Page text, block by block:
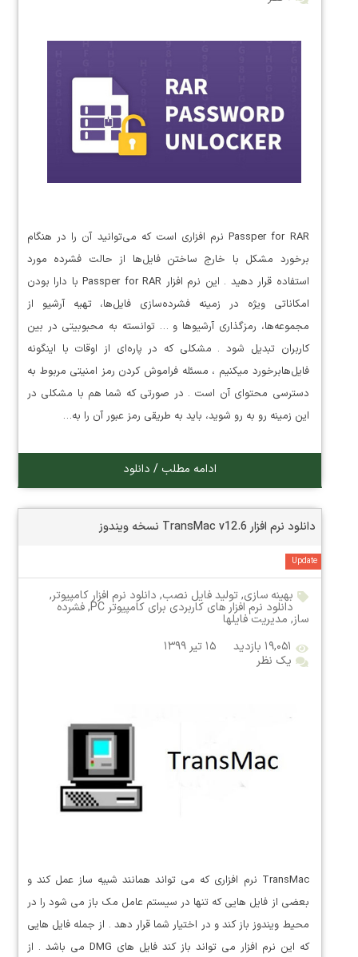
Passper for RAR نرم افزاری است که می‌توانید آن را در هنگام
برخورد مشکل با خارج ساختن فایل‌ها از حالت فشرده مورد
استفاده قرار دهید . این نرم افزار Passper for RAR با دارا بودن
امکاناتی ویژه در زمینه فشرده‌سازی فایل‌ها، تهیه آرشیو از
مجموعه‌ها، رمزگذاری آرشیوها و … توانسته به محبوبیتی در بین
کاربران تبدیل شود . مشکلی که در پاره‌ای از اوقات با اینگونه
فایل‌هابرخورد میکنیم ، مسئله فراموش کردن رمز امنیتی مربوط به
دسترسی محتوای آن است . در صورتی که شما هم با مشکلی در
این زمینه رو به رو شوید، باید به طریقی رمز عبور آن را به…
ادامه مطلب / دانلود
دانلود نرم افزار TransMac v12.6 نسخه ویندوز
Update
بهینه سازی,تولید فایل نصب, دانلود نرم افزار کامپیوتر,
دانلود نرم افزار های کاربردی برای کامپیوتر PC ,فشرده
ساز, مدیریت فایلها
۱۹,۰۵۱ بازدید
۱۵ تیر ۱۳۹۹
یک نظر
TransMac نرم افزاری که می تواند همانند شبیه ساز عمل کند و
بعضی از فایل هایی که تنها در سیستم عامل مک باز می شود را در
محیط ویندوز باز کند و در اختیار شما قرار دهد . از جمله فایل هایی
که این نرم افزار می تواند باز کند فایل های DMG می باشد . از